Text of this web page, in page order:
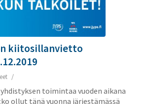
kiitosillanvietto
/
toimintaa vuoden aikana
ollut tänä vuonna järjestämässä